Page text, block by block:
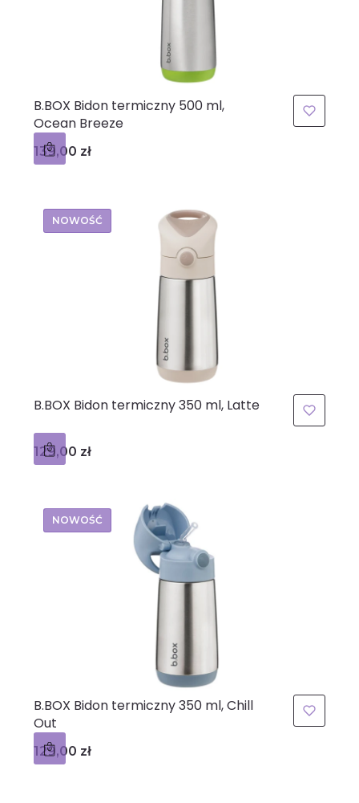
B.BOX Bidon termiczny 500 ml,
Ocean Breeze
Cena
139,00 zł
NOWOŚĆ
B.BOX Bidon termiczny 350 ml, Latte
Cena
129,00 zł
NOWOŚĆ
B.BOX Bidon termiczny 350 ml, Chill
Out
Cena
129,00 zł